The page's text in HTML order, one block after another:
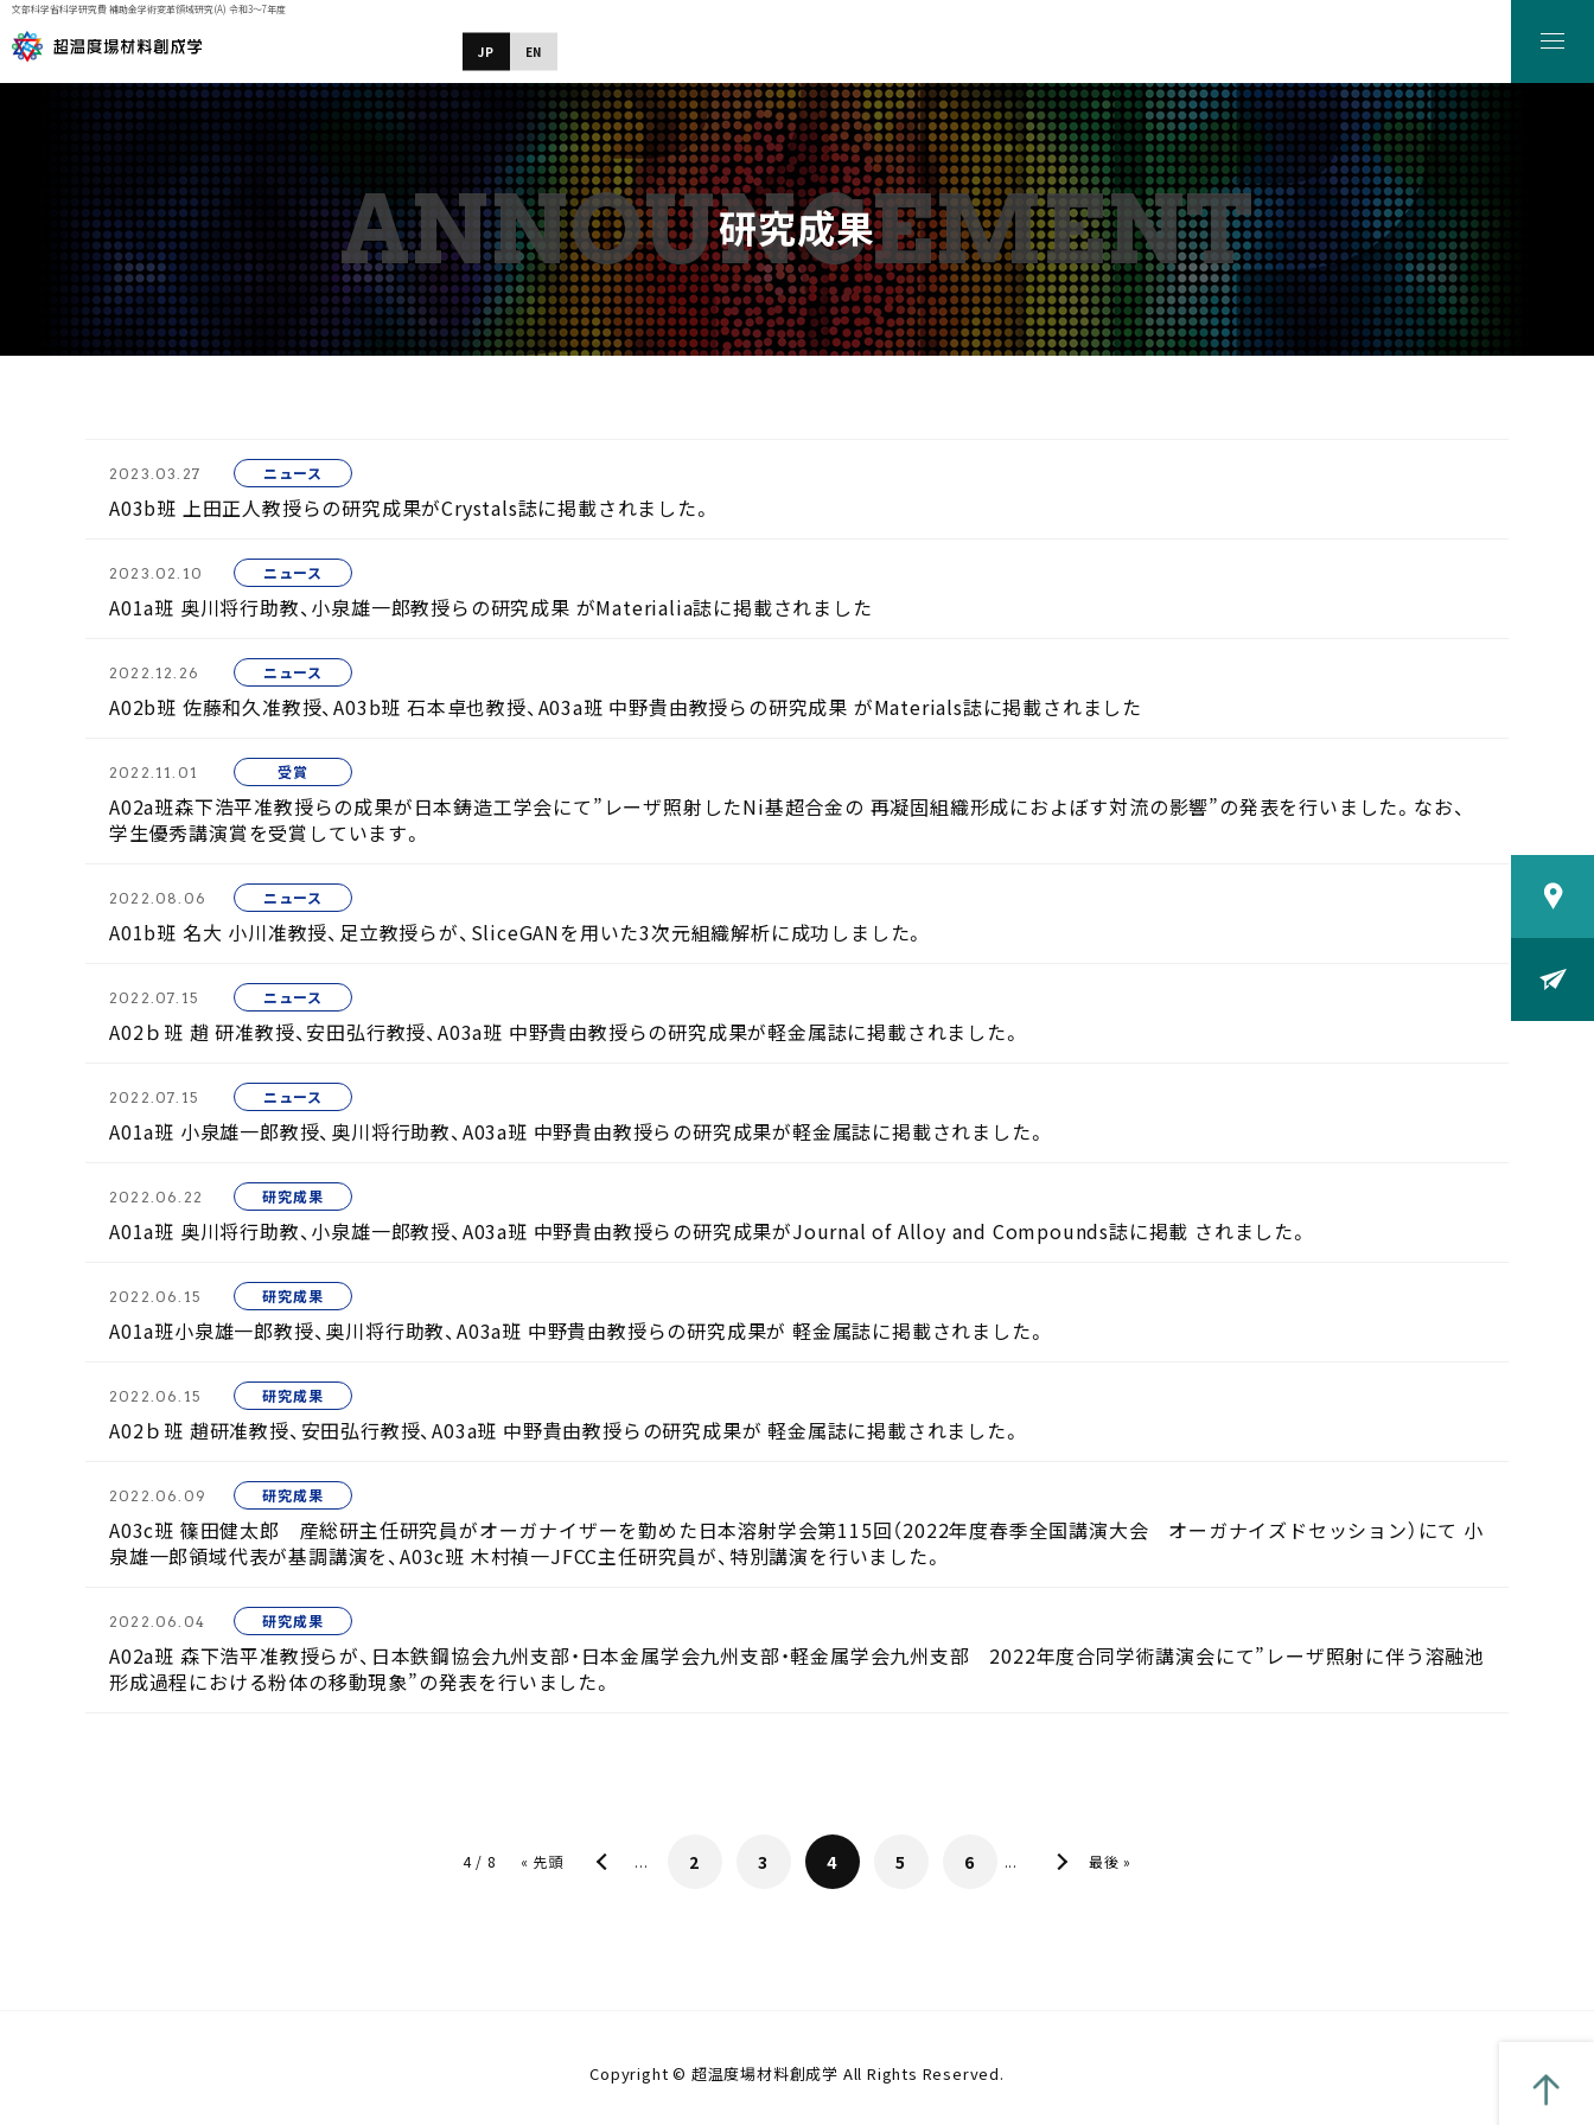
文部科学省科学研究費 補助金学術変革領域研究(A) 令和3～7年度
JP EN
研究成果
2023.03.27 ニュース
A03b班 上田正人教授らの研究成果がCrystals誌に掲載されました。
2023.02.10 ニュース
A01a班 奥川将行助教、小泉雄一郎教授らの研究成果 がMaterialia誌に掲載されました
2022.12.26 ニュース
A02b班 佐藤和久准教授、A03b班 石本卓也教授、A03a班 中野貴由教授らの研究成果 がMaterials誌に掲載されました
2022.11.01 受賞
A02a班森下浩平准教授らの成果が日本鋳造工学会にて”レーザ照射したNi基超合金の 再凝固組織形成におよぼす対流の影響”の発表を行いました。なお、
学生優秀講演賞を受賞しています。
2022.08.06 ニュース
A01b班 名大 小川准教授、足立教授らが、SliceGANを用いた3次元組織解析に成功しました。
2022.07.15 ニュース
A02ｂ班 趙 研准教授、安田弘行教授、A03a班 中野貴由教授らの研究成果が軽金属誌に掲載されました。
2022.07.15 ニュース
A01a班 小泉雄一郎教授、奥川将行助教、A03a班 中野貴由教授らの研究成果が軽金属誌に掲載されました。
2022.06.22 研究成果
A01a班 奥川将行助教、小泉雄一郎教授、A03a班 中野貴由教授らの研究成果がJournal of Alloy and Compounds誌に掲載 されました。
2022.06.15 研究成果
A01a班小泉雄一郎教授、奥川将行助教、A03a班 中野貴由教授らの研究成果が 軽金属誌に掲載されました。
2022.06.15 研究成果
A02ｂ班 趙研准教授、安田弘行教授、A03a班 中野貴由教授らの研究成果が 軽金属誌に掲載されました。
2022.06.09 研究成果
A03c班 篠田健太郎 産総研主任研究員がオーガナイザーを勤めた日本溶射学会第115回（2022年度春季全国講演大会 オーガナイズドセッション）にて 小
泉雄一郎領域代表が基調講演を、A03c班 木村禎一JFCC主任研究員が、特別講演を行いました。
2022.06.04 研究成果
A02a班 森下浩平准教授らが、日本鉄鋼協会九州支部・日本金属学会九州支部・軽金属学会九州支部 2022年度合同学術講演会にて”レーザ照射に伴う溶融池
形成過程における粉体の移動現象”の発表を行いました。
4 / 8 « 先頭
«
... 2 3 4 5 6 ...
»
最後 »
Copyright © 超温度場材料創成学 All Rights Reserved.